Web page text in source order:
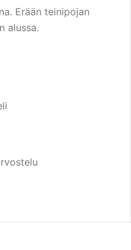
Erään teinipojan
alussa.